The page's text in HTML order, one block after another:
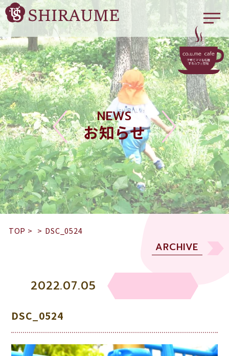
NEWS
お知らせ
TOP > > DSC_0524
ARCHIVE
2022.07.05
DSC_0524